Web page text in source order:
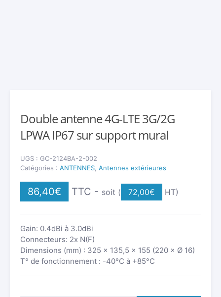
Double antenne 4G-LTE 3G/2G
LPWA IP67 sur support mural
86,40€ TTC - soit ( 72,00€ HT)
Gain: 0.4dBi à 3.0dBi
Connecteurs: 2x N(F)
Dimensions (mm) : 325 × 135,5 × 155 (220 × Ø 16)
T° de fonctionnement : -40°C à +85°C
UGS : GC-2124BA-2-002
Catégories : ANTENNES Antennes extérieures